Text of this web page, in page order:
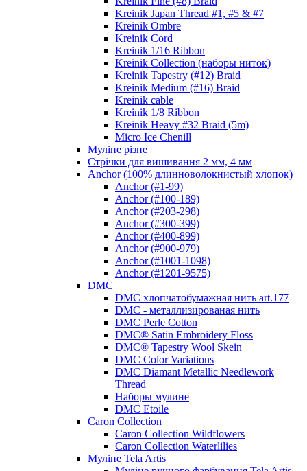
Kreinik Japan Thread #1, #5 & #7
Kreinik Ombre
Kreinik Cord
Kreinik 1/16 Ribbon
Kreinik Collection (наборы ниток)
Kreinik Tapestry (#12) Braid
Kreinik Medium (#16) Braid
Kreinik cable
Kreinik 1/8 Ribbon
Kreinik Heavy #32 Braid (5m)
Micro Ice Chenill
Муліне різне
Стрічки для вишивання 2 мм, 4 мм
Anchor (100% длинноволокнистый хлопок)
Anchor (#1-99)
Anchor (#100-189)
Anchor (#203-298)
Anchor (#300-399)
Anchor (#400-899)
Anchor (#900-979)
Anchor (#1001-1098)
Anchor (#1201-9575)
DMC
DMC хлопчатобумажная нить art.177
DMC - металлизированая нить
DMC Perle Cotton
DMC® Satin Embroidery Floss
DMC® Tapestry Wool Skein
DMC Color Variations
DMC Diamant Metallic Needlework
Thread
Наборы мулине
DMC Etoile
Caron Collection
Caron Collection Wildflowers
Caron Collection Waterlilies
Муліне Tela Artis